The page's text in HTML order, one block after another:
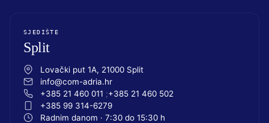
SJEDIŠTE
Split
Lovački put 1A, 21000 Split
info@com-adria.hr
+385 21 460 011
+385 21 460 502
+385 99 314-6279
Radnim danom · 7:30 do 15:30 h